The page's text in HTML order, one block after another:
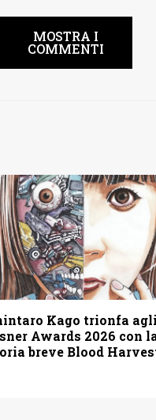
MOSTRA I
COMMENTI
Kago trionfa agli
Awards 2026 con
breve Blood